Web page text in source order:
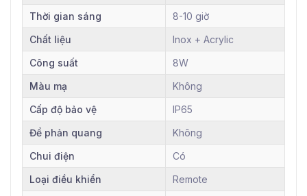
Thời gian sáng
8-10 giờ
Chất liệu
Inox + Acrylic
Công suất
8W
Màu mạ
Không
Cấp độ bảo vệ
IP65
Để phản quang
Không
Chui điện
Có
Loại điều khiển
Remote